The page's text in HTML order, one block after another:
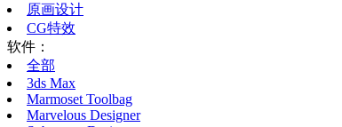
原画设计
CG特效
软件：
全部
3ds Max
Marmoset Toolbag
Marvelous Designer